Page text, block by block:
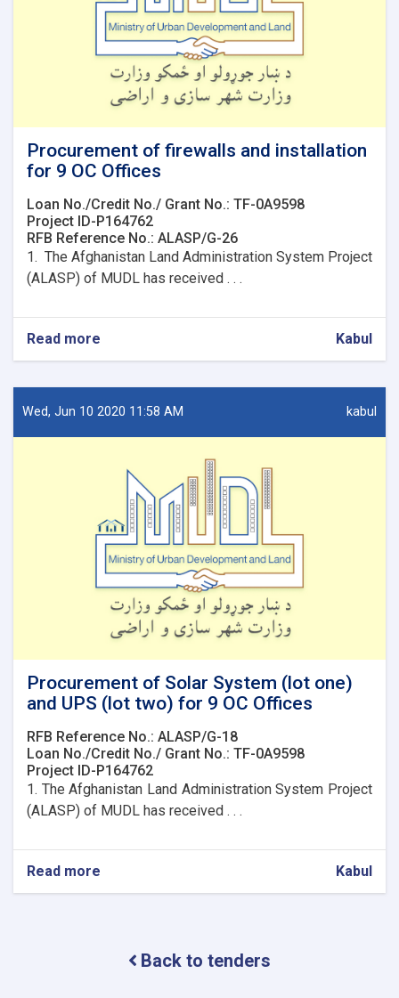
Procurement of firewalls and installation
for 9 OC Offices
Loan No./Credit No./ Grant No.: TF-0A9598
Project ID-P164762
RFB Reference No.: ALASP/G-26
1. The Afghanistan Land Administration System Project
(ALASP) of MUDL has received . . .
Read more
Procurement
firewalls
and
Offices
Kabul
Wed, Jun 10 2020 11:58 AM kabul
Procurement of Solar System (lot one)
and UPS (lot two) for 9 OC Offices
RFB Reference No.: ALASP/G-18
Loan No./Credit No./ Grant No.: TF-0A9598
Project ID-P164762
1. The Afghanistan Land Administration System Project
(ALASP) of MUDL has received . . .
Read more
Procurement
Kabul
Back to tenders